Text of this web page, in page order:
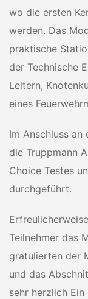
wo die ersten
werden. Das
praktische
der Technische
Leitern,
eines
Im Anschluss an
die Truppmann
Choice Testes
durchgeführt.
Teilnehmer das
gratulierten der
und das
sehr herzlich